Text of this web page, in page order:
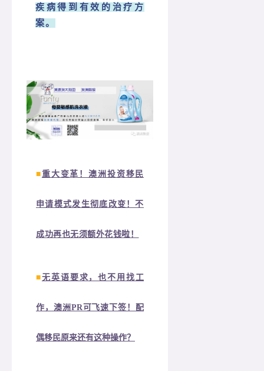
疾病得到有效的治疗方
案。
■重大变革！澳洲投资移民
申请模式发生彻底改变！不
成功再也无须额外花钱啦！
■无英语要求，也不用找工
作，澳洲PR可飞速下签！配
偶移民原来还有这种操作？